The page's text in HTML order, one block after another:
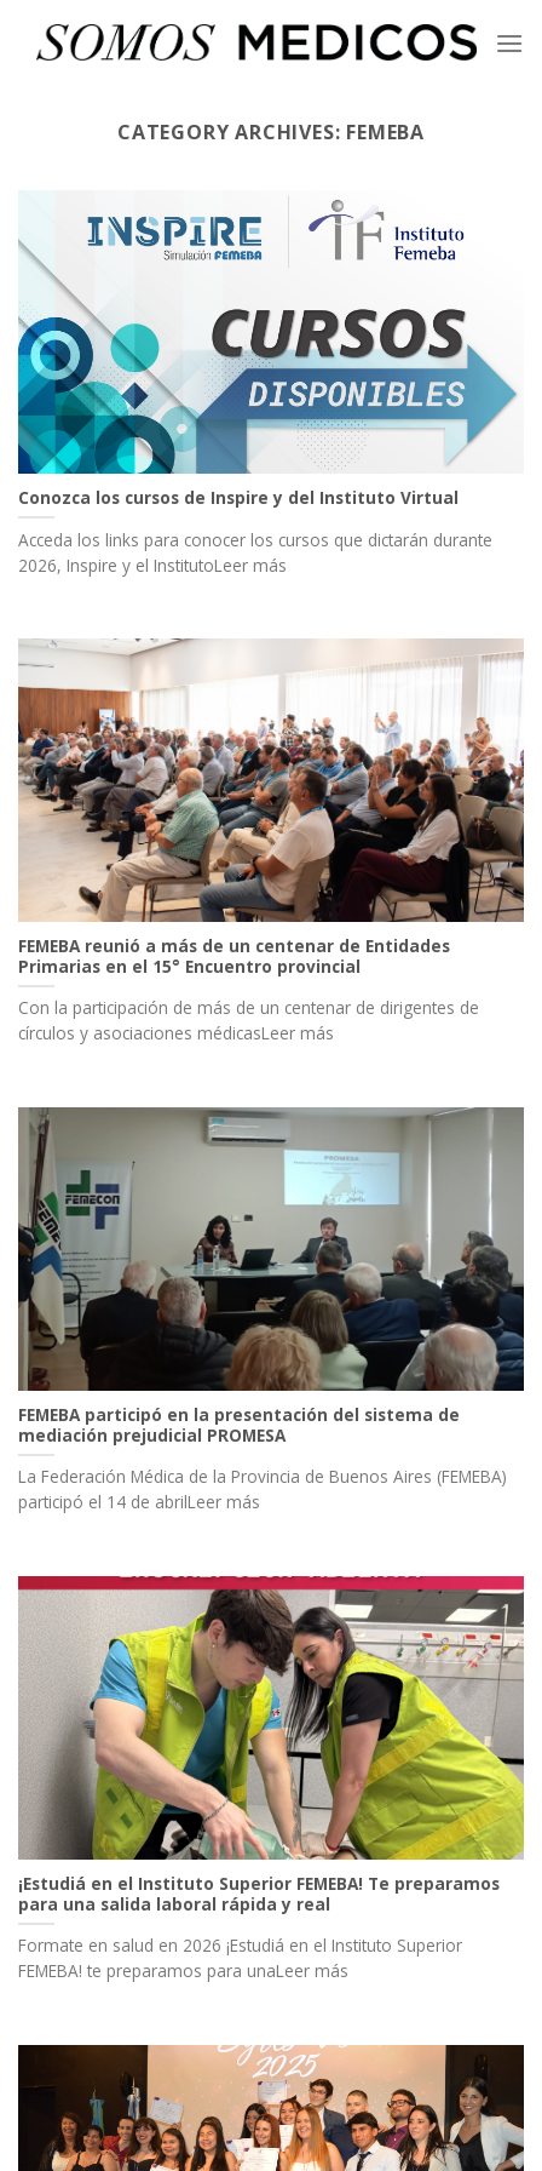
CATEGORY ARCHIVES: FEMEBA
Conozca los cursos de Inspire y del Instituto Virtual
Acceda los links para conocer los cursos que dictarán durante
2026, Inspire y el InstitutoLeer más
FEMEBA reunió a más de un centenar de Entidades
Primarias en el 15° Encuentro provincial
Con la participación de más de un centenar de dirigentes de
círculos y asociaciones médicasLeer más
FEMEBA participó en la presentación del sistema de
mediación prejudicial PROMESA
La Federación Médica de la Provincia de Buenos Aires (FEMEBA)
participó el 14 de abrilLeer más
¡Estudiá en el Instituto Superior FEMEBA! Te preparamos
para una salida laboral rápida y real
Formate en salud en 2026 ¡Estudiá en el Instituto Superior
FEMEBA! te preparamos para unaLeer más